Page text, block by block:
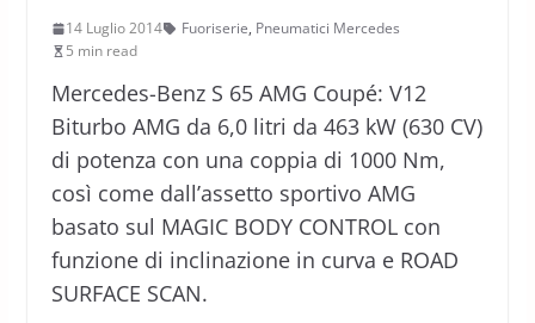
14 Luglio 2014 Fuoriserie, Pneumatici Mercedes
5 min read
Mercedes-Benz S 65 AMG Coupé: V12
Biturbo AMG da 6,0 litri da 463 kW (630 CV)
di potenza con una coppia di 1000 Nm,
così come dall’assetto sportivo AMG
basato sul MAGIC BODY CONTROL con
funzione di inclinazione in curva e ROAD
SURFACE SCAN.